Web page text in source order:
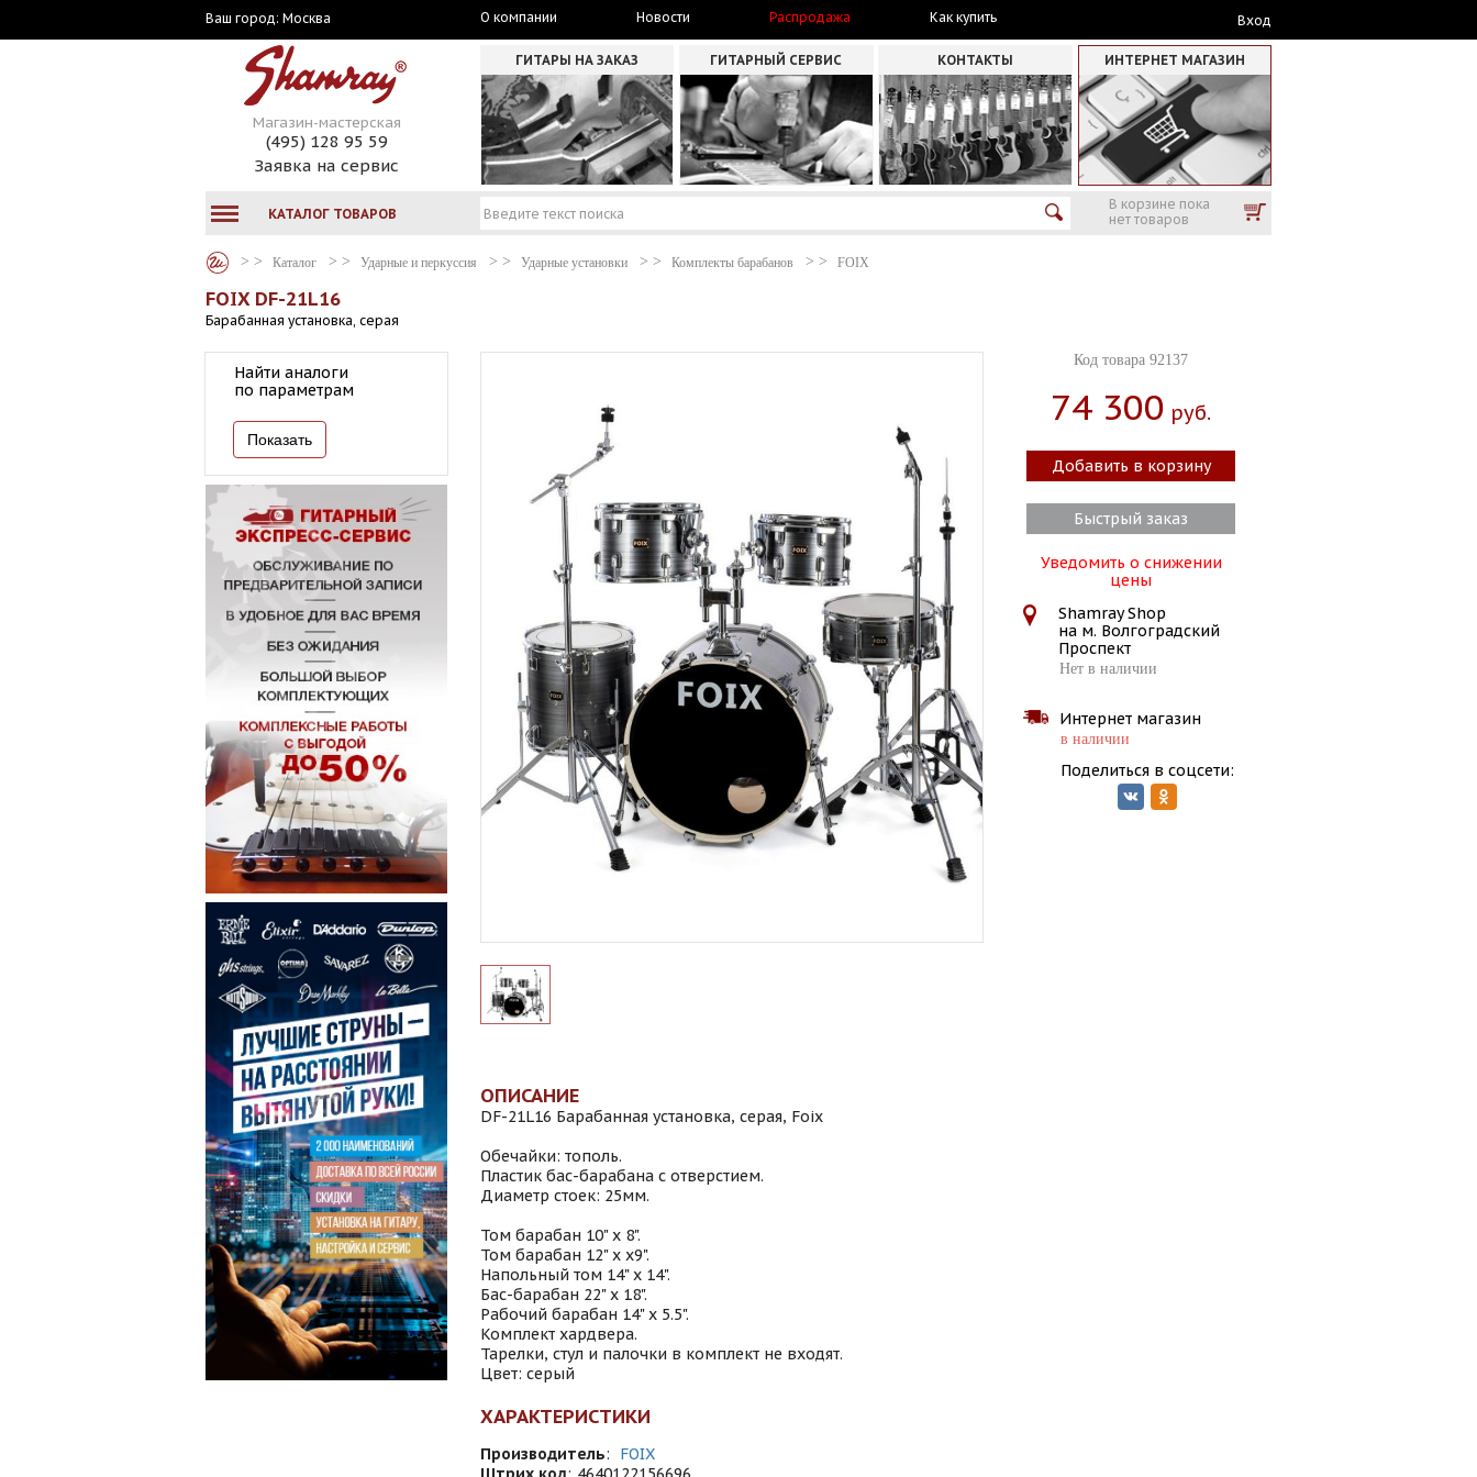
Ваш город: Москва О компании Новости Распродажа Как купить Вход
Магазин-мастерская
(495) 128 95 59
Заявка на сервис
ГИТАРЫ НА ЗАКАЗ ГИТАРНЫЙ СЕРВИС КОНТАКТЫ ИНТЕРНЕТ МАГАЗИН
КАТАЛОГ ТОВАРОВ
В корзине пока
нет товаров
Каталог Ударные и перкуссия Ударные установки Комплекты барабанов FOIX
FOIX DF-21L16
Барабанная установка, серая
Найти аналоги
по параметрам
Код товара 92137
74 300 Руб.
Добавить в корзину
Быстрый заказ
Уведомить о снижении
цены
Shamray Shop
на м. Волгоградский
Проспект
Нет в наличии
Интернет магазин
в наличии
Поделиться в соцсети:
ОПИСАНИЕ
DF-21L16 Барабанная установка, серая, Foix
Обечайки: тополь.
Пластик бас-барабана с отверстием.
Диаметр стоек: 25мм.
Том барабан 10" x 8".
Том барабан 12" x x9".
Напольный том 14" x 14".
Бас-барабан 22" x 18".
Рабочий барабан 14" x 5.5".
Комплект хардвера.
Тарелки, стул и палочки в комплект не входят.
Цвет: серый
ХАРАКТЕРИСТИКИ
Производитель:
FOIX